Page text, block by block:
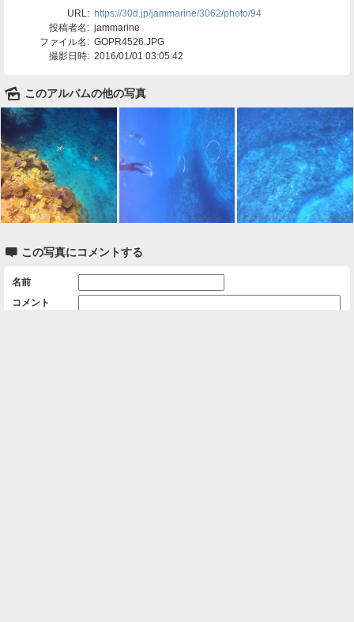
URL: https://30d.jp/jammarine/3062/photo/94
投稿者名: jammarine
ファイル名: GOPR4526.JPG
撮影日時: 2016/01/01 03:05:42
🌄 このアルバムの他の写真
 この写真にコメントする
名前
コメント